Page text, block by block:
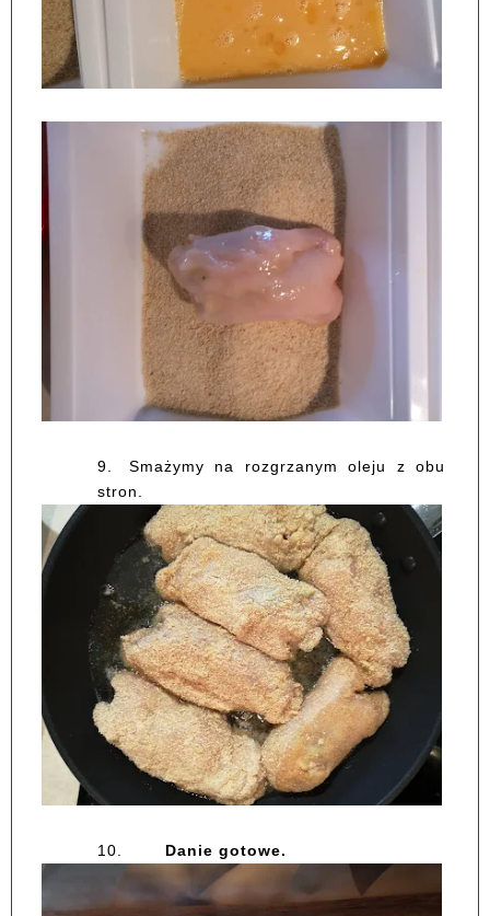
9.
Smażymy na rozgrzanym oleju z obu
stron.
10. Danie gotowe.